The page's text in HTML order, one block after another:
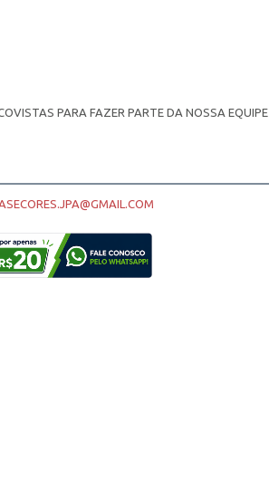
PARA FAZER PARTE DA NOSSA EQUIPE